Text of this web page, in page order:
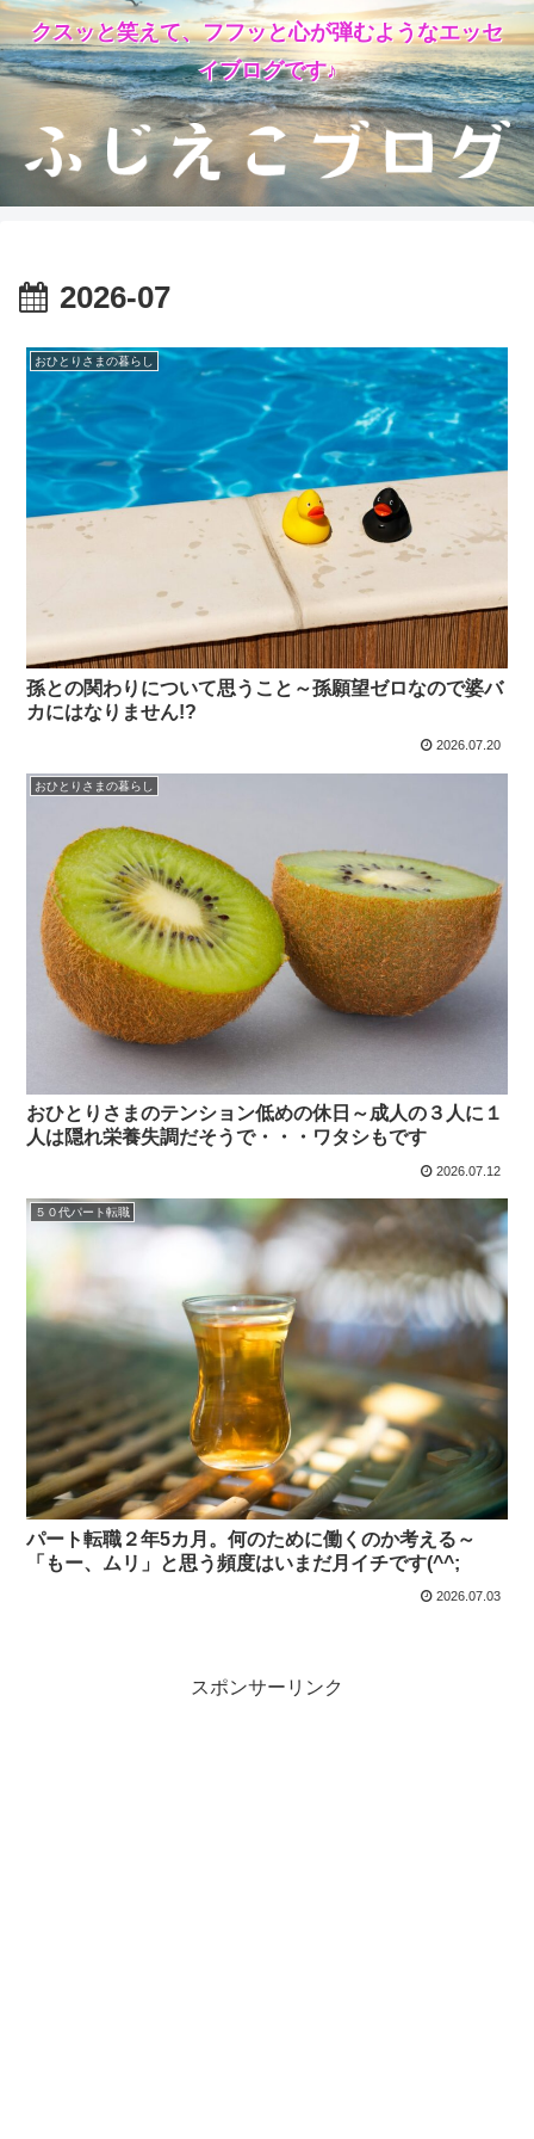
クスッと笑えて、フフッと心が弾むようなエッセ
イブログです♪
2026-07
おひとりさまの暮らし
孫との関わりについて思うこと～孫願望ゼロなので婆バ
カにはなりません!?
2026.07.20
おひとりさまの暮らし
おひとりさまのテンション低めの休日～成人の３人に１
人は隠れ栄養失調だそうで・・・ワタシもです
2026.07.12
５０代パート転職
パート転職２年5カ月。何のために働くのか考える～
「もー、ムリ」と思う頻度はいまだ月イチです(^^;
2026.07.03
スポンサーリンク